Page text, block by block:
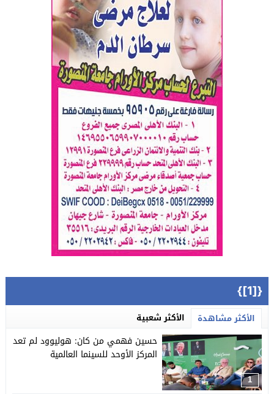
{[1]}
الأكثر مشاهدة الأكثر شعبية
1
حسين فهمي من كان: هوليوود لم تعد
المركز الأوحد للسينما العالمية